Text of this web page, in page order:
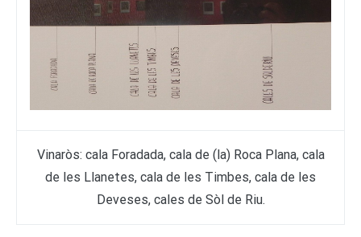
Vinaròs: cala Foradada, cala de (la) Roca Plana, cala
de les Llanetes, cala de les Timbes, cala de les
Deveses, cales de Sòl de Riu.